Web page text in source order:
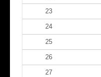
23
24
25
26
27